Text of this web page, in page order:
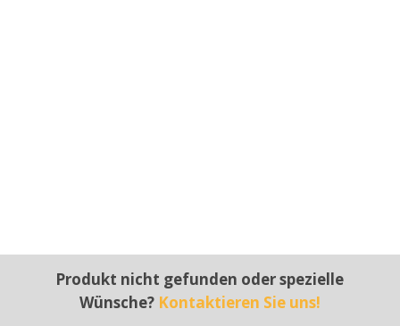
Produkt nicht gefunden oder spezielle
Wünsche? Kontaktieren Sie uns!